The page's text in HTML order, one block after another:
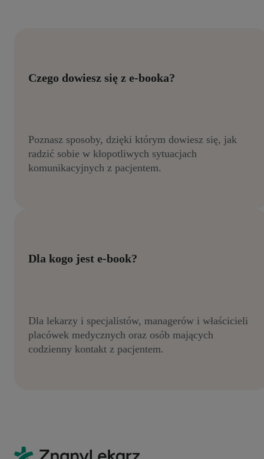
Czego dowiesz się z e-booka?
Poznasz sposoby, dzięki którym dowiesz się, jak
radzić sobie w kłopotliwych sytuacjach
komunikacyjnych z pacjentem.
Dla kogo jest e-book?
Dla lekarzy i specjalistów, managerów i właścicieli
placówek medycznych oraz osób mających
codzienny kontakt z pacjentem.